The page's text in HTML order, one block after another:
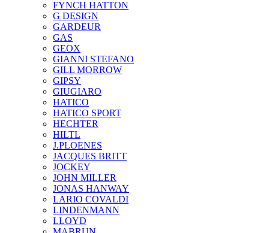
FYNCH HATTON
G DESIGN
GARDEUR
GAS
GEOX
GIANNI STEFANO
GILL MORROW
GIPSY
GIUGIARO
HATICO
HATICO SPORT
HECHTER
HILTL
J.PLOENES
JAСQUES BRITT
JOCKEY
JOHN MILLER
JONAS HANWAY
LARIO COVALDI
LINDENMANN
LLOYD